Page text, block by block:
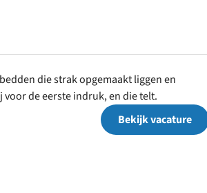
die strak opgemaakt liggen en
de eerste indruk, en die telt.
Bekijk vacature